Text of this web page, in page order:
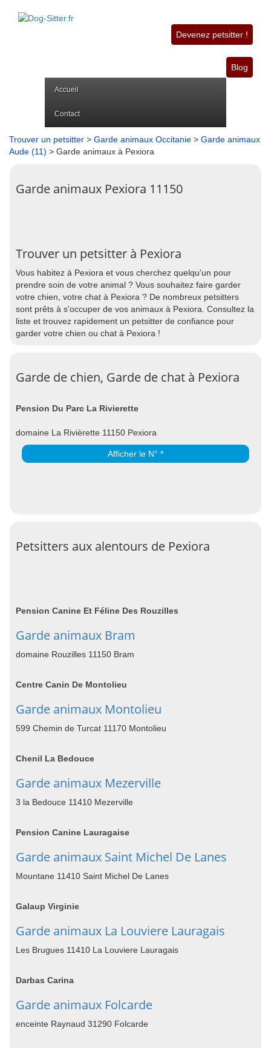
Devenez petsitter !
Blog
Accueil
Contact
Trouver un petsitter > Garde animaux Occitanie > Garde animaux
Aude (11) > Garde animaux à Pexiora
Garde animaux Pexiora 11150
Trouver un petsitter à Pexiora
Vous habitez à Pexiora et vous cherchez quelqu'un pour
prendre soin de votre animal ? Vous souhaitez faire garder
votre chien, votre chat à Pexiora ? De nombreux petsitters
sont prêts à s'occuper de vos animaux à Pexiora. Consultez la
liste et trouvez rapidement un petsitter de confiance pour
garder votre chien ou chat à Pexiora !
Garde de chien, Garde de chat à Pexiora
Pension Du Parc La Rivierette
domaine La Rivièrette 11150 Pexiora
Afficher le N° *
Petsitters aux alentours de Pexiora
Pension Canine Et Féline Des Rouzilles
Garde animaux Bram
domaine Rouzilles 11150 Bram
Centre Canin De Montolieu
Garde animaux Montolieu
599 Chemin de Turcat 11170 Montolieu
Chenil La Bedouce
Garde animaux Mezerville
3 la Bedouce 11410 Mezerville
Pension Canine Lauragaise
Garde animaux Saint Michel De Lanes
Mountane 11410 Saint Michel De Lanes
Galaup Virginie
Garde animaux La Louviere Lauragais
Les Brugues 11410 La Louviere Lauragais
Darbas Carina
Garde animaux Folcarde
enceinte Raynaud 31290 Folcarde